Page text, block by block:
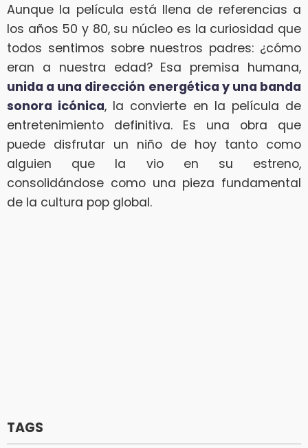
Aunque la película está llena de referencias a
los años 50 y 80, su núcleo es la curiosidad que
todos sentimos sobre nuestros padres: ¿cómo
eran a nuestra edad? Esa premisa humana,
unida a una dirección energética y una banda
sonora icónica, la convierte en la película de
entretenimiento definitiva. Es una obra que
puede disfrutar un niño de hoy tanto como
alguien que la vio en su estreno,
consolidándose como una pieza fundamental
de la cultura pop global.
TAGS